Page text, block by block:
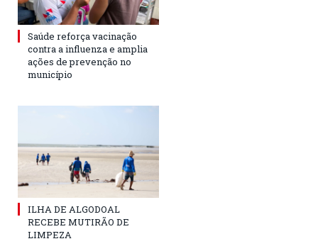
Saúde reforça vacinação
contra a influenza e amplia
ações de prevenção no
município
ILHA DE ALGODOAL
RECEBE MUTIRÃO DE
LIMPEZA